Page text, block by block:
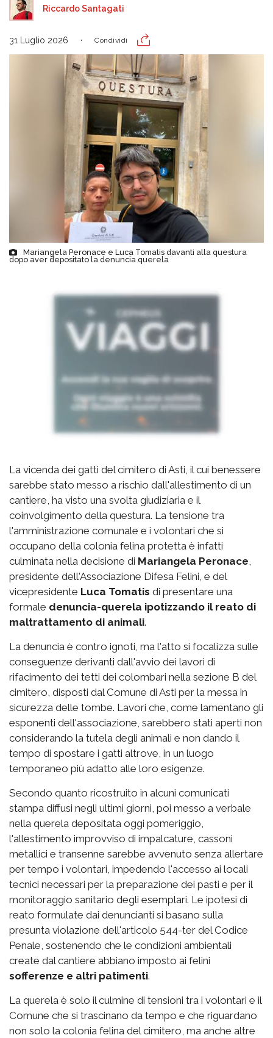
Riccardo Santagati
31 Luglio 2026 Condividi
Mariangela Peronace e Luca Tomatis davanti alla questura
dopo aver depositato la denuncia querela
La vicenda dei gatti del cimitero di Asti, il cui benessere
sarebbe stato messo a rischio dall'allestimento di un
cantiere, ha visto una svolta giudiziaria e il
coinvolgimento della questura. La tensione tra
l'amministrazione comunale e i volontari che si
occupano della colonia felina protetta è infatti
culminata nella decisione di Mariangela Peronace
presidente dell'Associazione Difesa Felini, e del
vicepresidente Luca Tomatis di presentare una
formale denuncia-querela ipotizzando il reato di
maltrattamento di animali.
La denuncia è contro ignoti, ma l'atto si focalizza sulle
conseguenze derivanti dall'avvio dei lavori di
rifacimento dei tetti dei colombari nella sezione B del
cimitero, disposti dal Comune di Asti per la messa in
sicurezza delle tombe. Lavori che, come lamentano gli
esponenti dell'associazione, sarebbero stati aperti non
considerando la tutela degli animali e non dando il
tempo di spostare i gatti altrove, in un luogo
temporaneo più adatto alle loro esigenze.
Secondo quanto ricostruito in alcuni comunicati
stampa diffusi negli ultimi giorni, poi messo a verbale
nella querela depositata oggi pomeriggio,
l'allestimento improvviso di impalcature, cassoni
metallici e transenne sarebbe avvenuto senza allertare
per tempo i volontari, impedendo l'accesso ai locali
tecnici necessari per la preparazione dei pasti e per il
monitoraggio sanitario degli esemplari. Le ipotesi di
reato formulate dai denuncianti si basano sulla
presunta violazione dell'articolo 544-ter del Codice
Penale, sostenendo che le condizioni ambientali
create dal cantiere abbiano imposto ai felini
sofferenze e altri patimenti.
La querela è solo il culmine di tensioni tra i volontari e il
Comune che si trascinano da tempo e che riguardano
non solo la colonia felina del cimitero, ma anche altre